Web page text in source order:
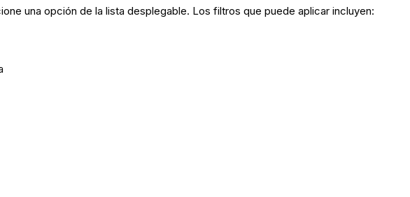
una opción de la lista desplegable. Los filtros que puede aplicar incluyen: